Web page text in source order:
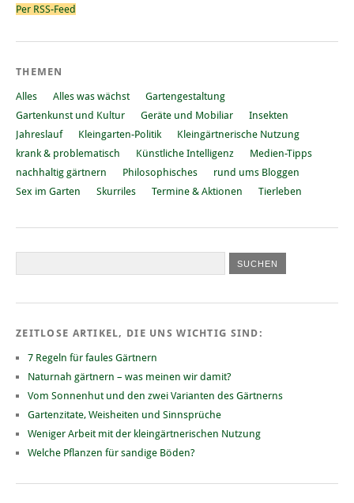
Per RSS-Feed
THEMEN
Alles Alles was wächst
Gartengestaltung
Gartenkunst und Kultur
Geräte und Mobiliar
Insekten
Jahreslauf
Kleingarten-Politik
Kleingärtnerische Nutzung
krank & problematisch
Künstliche Intelligenz
Medien-Tipps
nachhaltig gärtnern
Philosophisches
rund ums Bloggen
Sex im Garten
Skurriles Termine & Aktionen Tierleben
ZEITLOSE ARTIKEL, DIE UNS WICHTIG SIND:
7 Regeln für faules Gärtnern
Naturnah gärtnern – was meinen wir damit?
Vom Sonnenhut und den zwei Varianten des Gärtnerns
Gartenzitate, Weisheiten und Sinnsprüche
Weniger Arbeit mit der kleingärtnerischen Nutzung
Welche Pflanzen für sandige Böden?